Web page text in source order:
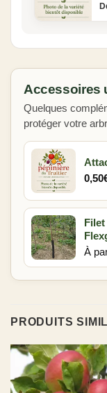
Accessoires
Quelques
protéger votre
0,50
À
PRODUITS